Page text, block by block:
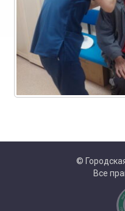
©
Все